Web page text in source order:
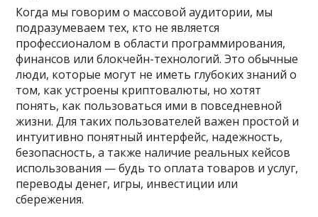
Когда мы говорим о массовой аудитории, мы
подразумеваем тех, кто не является
профессионалом в области программирования,
финансов или блокчейн-технологий. Это обычные
люди, которые могут не иметь глубоких знаний о
том, как устроены криптовалюты, но хотят
понять, как пользоваться ими в повседневной
жизни. Для таких пользователей важен простой и
интуитивно понятный интерфейс, надежность,
безопасность, а также наличие реальных кейсов
использования — будь то оплата товаров и услуг,
переводы денег, игры, инвестиции или
сбережения.